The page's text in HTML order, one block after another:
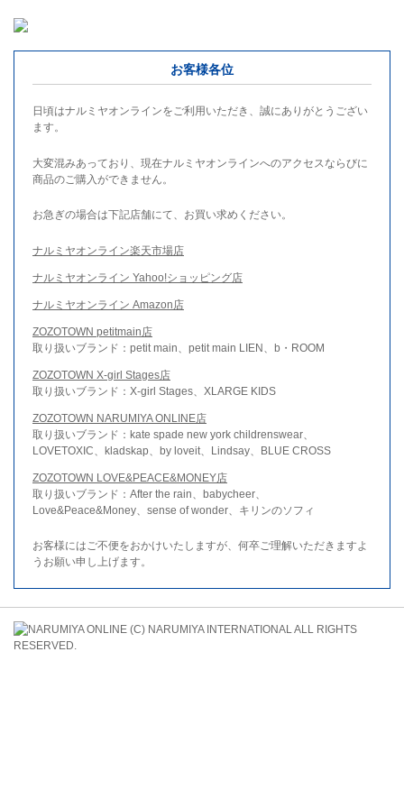
お客様各位
日頃はナルミヤオンラインをご利用いただき、誠にありがとうござい
ます。
大変混みあっており、現在ナルミヤオンラインへのアクセスならびに
商品のご購入ができません。
お急ぎの場合は下記店舗にて、お買い求めください。
ナルミヤオンライン楽天市場店
ナルミヤオンライン Yahoo!ショッピング店
ナルミヤオンライン Amazon店
ZOZOTOWN petitmain店
取り扱いブランド：petit main、petit main LIEN、b・ROOM
ZOZOTOWN X-girl Stages店
取り扱いブランド：X-girl Stages、XLARGE KIDS
ZOZOTOWN NARUMIYA ONLINE店
取り扱いブランド：kate spade new york childrenswear、
LOVETOXIC、kladskap、by loveit、Lindsay、BLUE CROSS
ZOZOTOWN LOVE&PEACE&MONEY店
取り扱いブランド：After the rain、babycheer、
Love&Peace&Money、sense of wonder、キリンのソフィ
お客様にはご不便をおかけいたしますが、何卒ご理解いただきますよ
うお願い申し上げます。